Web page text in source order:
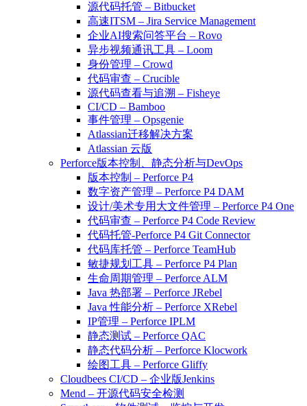
源代码托管 – Bitbucket
高速ITSM – Jira Service Management
企业AI搜索问答平台 – Rovo
异步视频通讯工具 – Loom
身份管理 – Crowd
代码审查 – Crucible
源代码查看与追溯 – Fisheye
CI/CD – Bamboo
事件管理 – Opsgenie
Atlassian迁移解决方案
Atlassian 云版
Perforce版本控制、静态分析与DevOps
版本控制 – Perforce P4
数字资产管理 – Perforce P4 DAM
设计/美术专用大文件管理 – Perforce P4 One
代码审查 – Perforce P4 Code Review
代码托管-Perforce P4 Git Connector
代码库托管 – Perforce TeamHub
敏捷规划工具 – Perforce P4 Plan
生命周期管理 – Perforce ALM
Java 热部署 – Perforce JRebel
Java 性能分析 – Perforce XRebel
IP管理 – Perforce IPLM
静态测试 – Perforce QAC
静态代码分析 – Perforce Klocwork
绘图工具 – Perforce Gliffy
Cloudbees CI/CD – 企业版Jenkins
Mend – 开源代码安全检测